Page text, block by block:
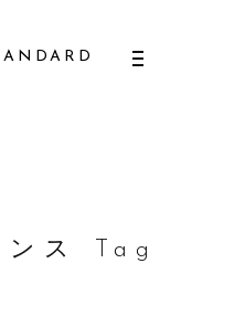
ンス Tag